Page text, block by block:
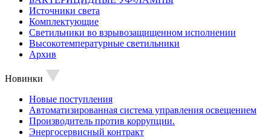
Источники света
Комплектующие
Светильники во взрывозащищенном исполнении
Высокотемпературные светильники
Архив
Новинки
Новые поступления
Автоматизированная система управления освещением
Производитель против коррупции.
Энергосервисный контракт